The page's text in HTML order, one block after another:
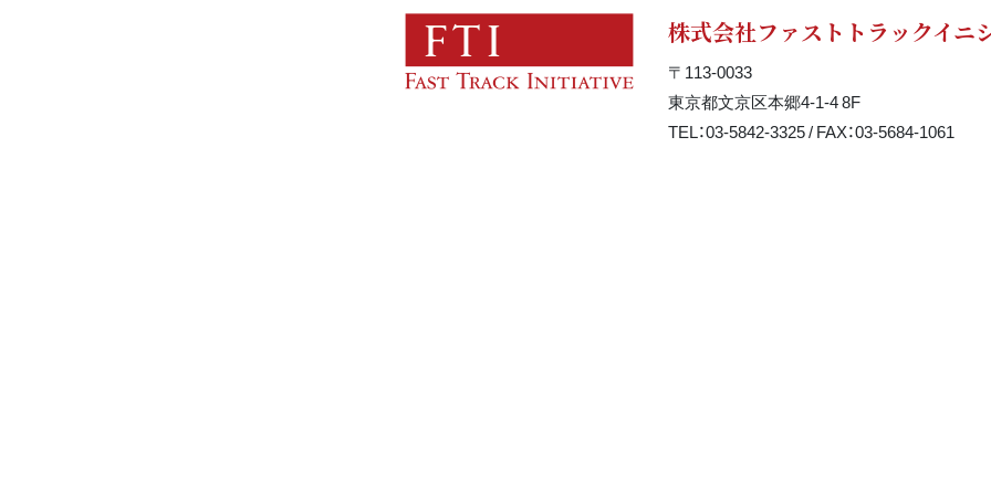
株式会社ファストトラックイニ
〒113-0033
東京都文京区本郷4-1-4 8F
TEL：03-5842-3325 / FAX：03-5684-1061